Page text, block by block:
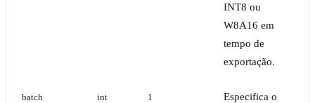
INT8 ou
W8A16 em
tempo de
exportação.
batch int 1
Especifica o